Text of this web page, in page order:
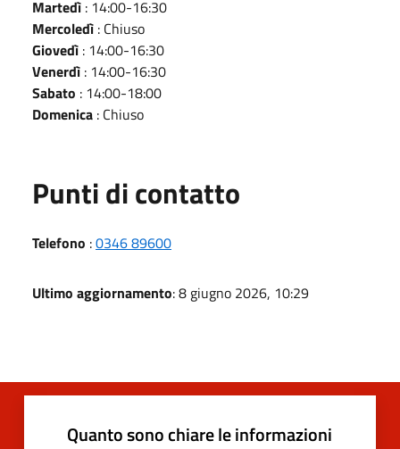
Martedì : 14:00-16:30
Mercoledì : Chiuso
Giovedì : 14:00-16:30
Venerdì : 14:00-16:30
Sabato : 14:00-18:00
Domenica : Chiuso
Punti di contatto
Telefono :0346 89600
Ultimo aggiornamento: 8 giugno 2026, 10:29
Quanto sono chiare le informazioni